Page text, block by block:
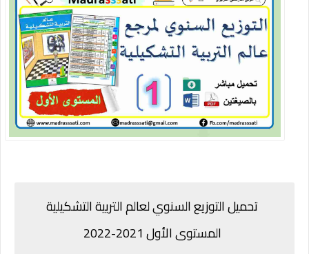
تحميل التوزيع السنوي لعالم التربية التشكيلية
المستوى الأول 2021-2022